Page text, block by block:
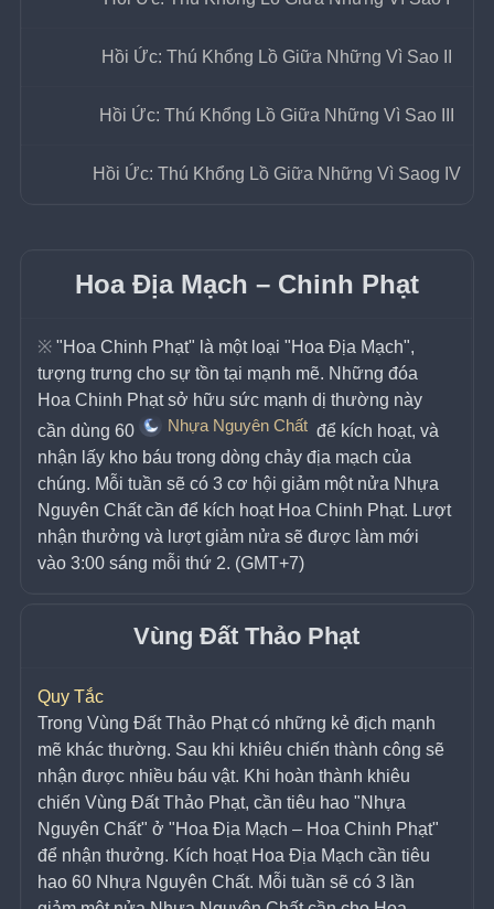
Hồi Ức: Thú Khổng Lồ Giữa Những Vì Sao II
Hồi Ức: Thú Khổng Lồ Giữa Những Vì Sao III
Hồi Ức: Thú Khổng Lồ Giữa Những Vì Saog IV
Hoa Địa Mạch – Chinh Phạt
※ "Hoa Chinh Phạt" là một loại "Hoa Địa Mạch",
tượng trưng cho sự tồn tại mạnh mẽ. Những đóa
Hoa Chinh Phạt sở hữu sức mạnh dị thường này
cần dùng 60
Nhựa Nguyên Chất để kích hoạt, và
nhận lấy kho báu trong dòng chảy địa mạch của
chúng. Mỗi tuần sẽ có 3 cơ hội giảm một nửa Nhựa
Nguyên Chất cần để kích hoạt Hoa Chinh Phạt. Lượt
nhận thưởng và lượt giảm nửa sẽ được làm mới
vào 3:00 sáng mỗi thứ 2. (GMT+7)
Vùng Đất Thảo Phạt
Quy Tắc
Trong Vùng Đất Thảo Phạt có những kẻ địch mạnh
mẽ khác thường. Sau khi khiêu chiến thành công sẽ
nhận được nhiều báu vật. Khi hoàn thành khiêu
chiến Vùng Đất Thảo Phạt, cần tiêu hao "Nhựa
Nguyên Chất" ở "Hoa Địa Mạch – Hoa Chinh Phạt"
để nhận thưởng. Kích hoạt Hoa Địa Mạch cần tiêu
hao 60 Nhựa Nguyên Chất. Mỗi tuần sẽ có 3 lần